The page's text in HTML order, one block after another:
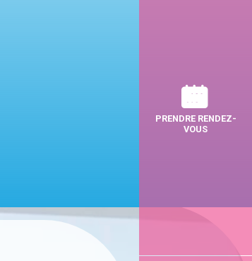
PRENDRE RENDEZ-
VOUS